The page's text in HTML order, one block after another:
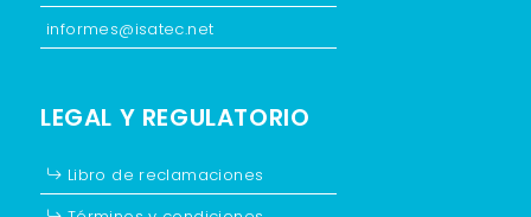
informes@isatec.net
LEGAL Y REGULATORIO
Libro de reclamaciones